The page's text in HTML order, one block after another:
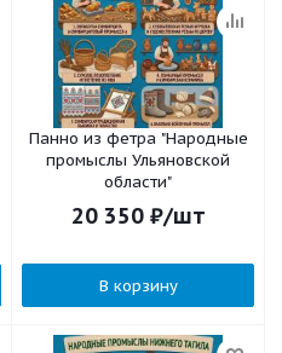
Панно из фетра "Народные
промыслы Ульяновской
области"
20 350₽/шт
В корзину